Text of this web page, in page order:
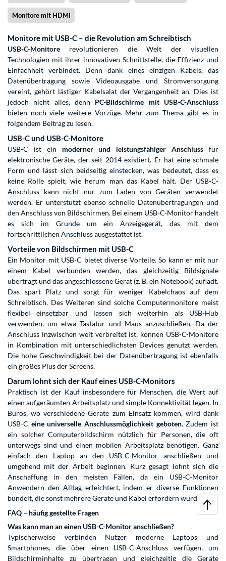
Monitore mit HDMI
Monitore mit USB-C – die Revolution am Schreibtisch
USB-C-Monitore revolutionieren die Welt der visuellen
Technologien mit ihrer innovativen Schnittstelle, die Effizienz und
Einfachheit verbindet. Denn dank eines einzigen Kabels, das
Datenübertragung sowie Videoausgabe und Stromversorgung
vereint, gehört lästiger Kabelsalat der Vergangenheit an. Dies ist
jedoch nicht alles, denn PC-Bildschirme mit USB-C-Anschluss
bieten noch viele weitere Vorzüge. Mehr zum Thema gibt es in
folgendem Beitrag zu lesen.
USB-C und USB-C-Monitore
USB-C ist ein moderner und leistungsfähiger Anschluss für
elektronische Geräte, der seit 2014 existiert. Er hat eine schmale
Form und lässt sich beidseitig einstecken, was bedeutet, dass es
keine Rolle spielt, wie herum man das Kabel hält. Der USB-C-
Anschluss kann nicht nur zum Laden von Geräten verwendet
werden. Er unterstützt ebenso schnelle Datenübertragungen und
den Anschluss von Bildschirmen. Bei einem USB-C-Monitor handelt
es sich im Grunde um ein Anzeigegerät, das mit dem
fortschrittlichen Anschluss ausgestattet ist.
Vorteile von Bildschirmen mit USB-C
Ein Monitor mit USB-C bietet diverse Vorteile. So kann er mit nur
einem Kabel verbunden werden, das gleichzeitig Bildsignale
überträgt und das angeschlossene Gerät (z. B. ein Notebook) auflädt.
Das spart Platz und sorgt für weniger Kabelchaos auf dem
Schreibtisch. Des Weiteren sind solche Computermonitore meist
flexibel einsetzbar und lassen sich weiterhin als USB-Hub
verwenden, um etwa Tastatur und Maus anzuschließen. Da der
Anschluss inzwischen weit verbreitet ist, können USB-C-Monitore
in Kombination mit unterschiedlichsten Devices genutzt werden.
Die hohe Geschwindigkeit bei der Datenübertragung ist ebenfalls
ein großes Plus der Screens.
Darum lohnt sich der Kauf eines USB-C-Monitors
Praktisch ist der Kauf insbesondere für Menschen, die Wert auf
einen aufgeräumten Arbeitsplatz und simple Konnektivität legen. In
Büros, wo verschiedene Geräte zum Einsatz kommen, wird dank
USB-C eine universelle Anschlussmöglichkeit geboten. Zudem ist
ein solcher Computerbildschirm nützlich für Personen, die oft
unterwegs sind und einen mobilen Arbeitsplatz benötigen. Ganz
einfach den Laptop an den USB-C-Monitor anschließen und
umgehend mit der Arbeit beginnen. Kurz gesagt lohnt sich die
Anschaffung in den meisten Fällen, da ein USB-C-Monitor
Anwendern den Alltag erleichtert, indem er diverse Funktionen
bündelt, die sonst mehrere Geräte und Kabel erfordern würden.
FAQ – häufig gestellte Fragen
Was kann man an einen USB-C-Monitor anschließen?
Typischerweise verbinden Nutzer moderne Laptops und
Smartphones, die über einen USB-C-Anschluss verfügen, um
Bildschirminhalte zu übertragen und gleichzeitig die Geräte